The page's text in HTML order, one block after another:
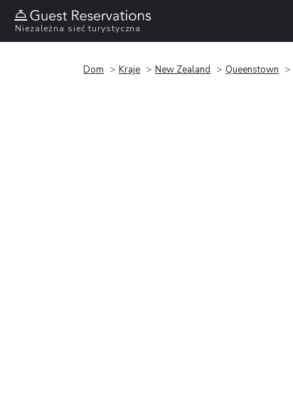
Niezależna sieć turystyczna
Dom Kraje New Zealand Queenstown